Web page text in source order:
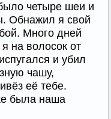
четыре шеи и
Обнажил я свой
Много дней
на волосок от
и убил
чашу,
её тебе.
была наша